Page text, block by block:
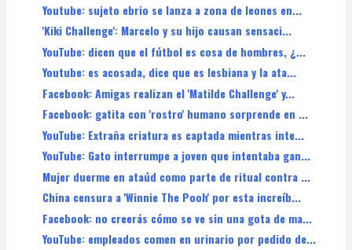
Youtube: sujeto ebrio se lanza a zona de leones en...
'Kiki Challenge': Marcelo y su hijo causan sensaci...
YouTube: dicen que el fútbol es cosa de hombres, ¿...
Youtube: es acosada, dice que es lesbiana y la ata...
Facebook: Amigas realizan el 'Matilde Challenge' y...
Facebook: gatita con 'rostro' humano sorprende en ...
YouTube: Extraña criatura es captada mientras inte...
YouTube: Gato interrumpe a joven que intentaba gan...
Mujer duerme en ataúd como parte de ritual contra ...
China censura a 'Winnie The Pooh' por esta increíb...
Facebook: no creerás cómo se ve sin una gota de ma...
YouTube: empleados comen en urinario por pedido de...